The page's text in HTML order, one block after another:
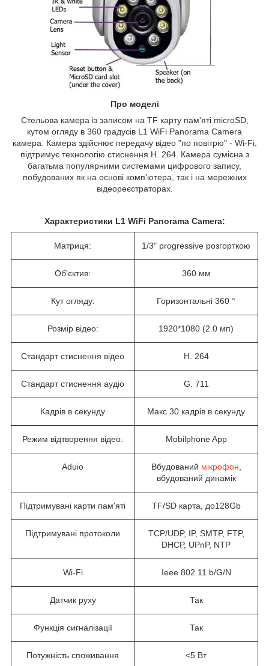
Про моделі
Стельова камера із записом на TF карту пам'яті microSD,
кутом огляду в 360 градусів L1 WiFi Panorama Camera
камера. Камера здійснює передачу відео "по повітрю" - Wi-Fi,
підтримує технологію стиснення H. 264. Камера сумісна з
багатьма популярними системами цифрового запису,
побудованих як на основі комп'ютера, так і на мережних
відеореєстраторах.
Характеристики L1 WiFi Panorama Camera:
Матриця: 1/3" progressive розгорткою
Об'єктив: 360 мм
Кут огляду: Горизонтальні 360 °
Розмір відео: 1920*1080 (2.0 мп)
Стандарт стиснення відео H. 264
Стандарт стиснення аудіо G. 711
Кадрів в секунду Макс 30 кадрів в секунду
Режим відтворення відео: Mobilphone App
Aduio Вбудований мікрофон,
вбудований динамік
Підтримувані карти пам'яті TF/SD карта, до128Gb
Підтримувані протоколи
TCP/UDP, IP, SMTP, FTP,
DHCP, UPnP, NTP
Wi-Fi Ieee 802.11 b/G/N
Датчик руху Так
Функція сигналізації Так
Потужність споживання <5 Вт